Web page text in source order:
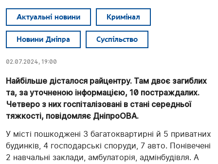
Актуальні новини Кримінал
Новини Дніпра Суспільство
02.07.2024, 19:00
Найбільше дісталося райцентру. Там двоє загиблих
та, за уточненою інформацією, 10 постраждалих.
Четверо з них госпіталізовані в стані середньої
тяжкості, повідомляє ДніпроОВА.
У місті пошкоджені 3 багатоквартирні й 5 приватних
будинків, 4 господарські споруди, 7 авто. Понівечені
2 навчальні заклади, амбулаторія, адмінбудівля. А